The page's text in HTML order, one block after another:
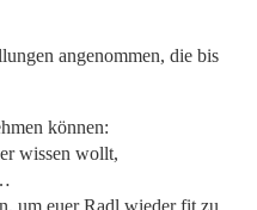
angenommen, die bis
können:
wissen wollt,
um euer Radl wieder fit zu
am 01.01.2027!